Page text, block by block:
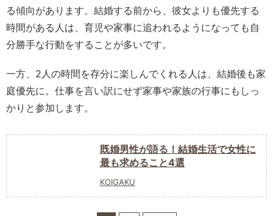
る傾向があります。結婚する前から、彼女よりも優先する
時間がある人は、育児や家事に追われるようになっても自
分勝手な行動をすることが多いです。
一方、2人の時間を存分に楽しんでくれる人は、結婚後も家
庭優先に。仕事を言い訳にせず家事や家族の行事にもしっ
かりと参加します。
既婚男性が語る！結婚生活で女性に
最も求めること4選
KOIGAKU